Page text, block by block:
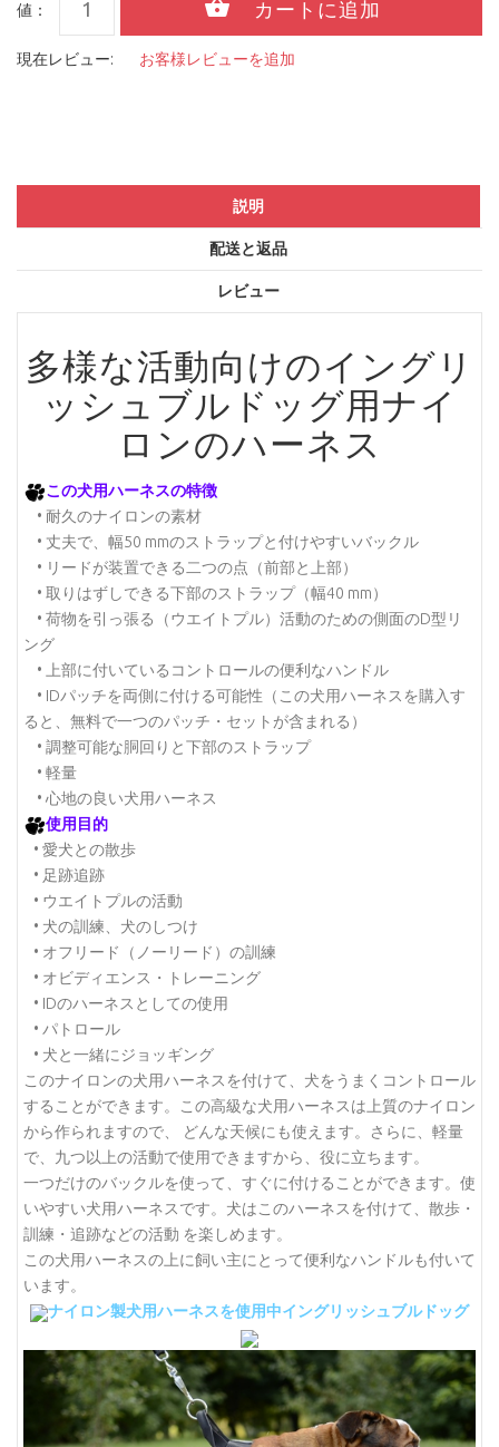
値：
現在レビュー: お客様レビューを追加
説明
配送と返品
レビュー
多様な活動向けのイングリ
ッシュブルドッグ用ナイ
ロンのハーネス
この犬用ハーネスの特徴
• 耐久のナイロンの素材
• 丈夫で、幅50 mmのストラップと付けやすいバックル
• リードが装置できる二つの点（前部と上部）
• 取りはずしできる下部のストラップ（幅40 mm）
• 荷物を引っ張る（ウエイトプル）活動のための側面のD型リ
ング
• 上部に付いているコントロールの便利なハンドル
• IDパッチを両側に付ける可能性（この犬用ハーネスを購入す
ると、無料で一つのパッチ・セットが含まれる）
• 調整可能な胴回りと下部のストラップ
• 軽量
• 心地の良い犬用ハーネス
使用目的
• 愛犬との散歩
• 足跡追跡
• ウエイトプルの活動
• 犬の訓練、犬のしつけ
• オフリード（ノーリード）の訓練
• オビディエンス・トレーニング
• IDのハーネスとしての使用
• パトロール
• 犬と一緒にジョッギング
このナイロンの犬用ハーネスを付けて、犬をうまくコントロール
することができます。この高級な犬用ハーネスは上質のナイロン
から作られますので、 どんな天候にも使えます。さらに、軽量
で、九つ以上の活動で使用できますから、役に立ちます。
一つだけのバックルを使って、すぐに付けることができます。使
いやすい犬用ハーネスです。犬はこのハーネスを付けて、散歩・
訓練・追跡などの活動 を楽しめます。
この犬用ハーネスの上に飼い主にとって便利なハンドルも付いて
います。
ナイロン製犬用ハーネスを使用中イングリッシュブルドッグ